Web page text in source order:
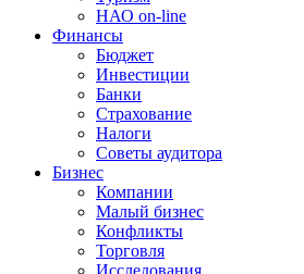
НАО on-line
Финансы
Бюджет
Инвестиции
Банки
Страхование
Налоги
Советы аудитора
Бизнес
Компании
Малый бизнес
Конфликты
Торговля
Исследования